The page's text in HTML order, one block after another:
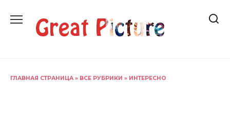
содержанию
ГЛАВНАЯ СТРАНИЦА » ВСЕ РУБРИКИ » ИНТЕРЕСНО